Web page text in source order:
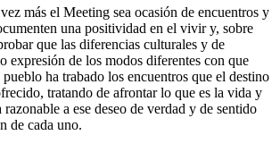
más el Meeting sea ocasión de encuentros y
una positividad en el vivir y, sobre
que las diferencias culturales y de
expresión de los modos diferentes con que
ha trabado los encuentros que el destino
tratando de afrontar lo que es la vida y
razonable a ese deseo de verdad y de sentido
de cada uno.